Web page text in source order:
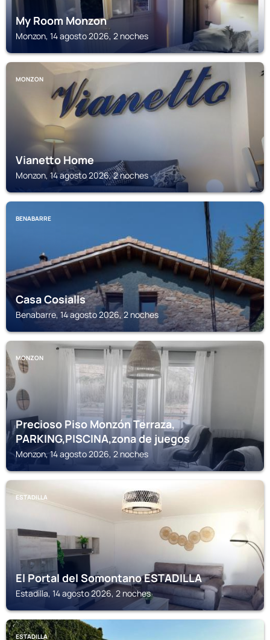
My Room Monzon
Monzon, 14 agosto 2026, 2 noches
MONZON
Vianetto Home
Monzon, 14 agosto 2026, 2 noches
BENABARRE
Casa Cosialls
Benabarre, 14 agosto 2026, 2 noches
MONZON
Precioso Piso Monzón Terraza,
PARKING,PISCINA,zona de juegos
Monzon, 14 agosto 2026, 2 noches
ESTADILLA
El Portal del Somontano ESTADILLA
Estadilla, 14 agosto 2026, 2 noches
ESTADILLA